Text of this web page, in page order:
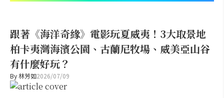
跟著《海洋奇緣》電影玩夏威夷！3大取景地
柏卡夷灣海濱公園、古蘭尼牧場、威美亞山谷
有什麼好玩？
By林芳如2026/07/09